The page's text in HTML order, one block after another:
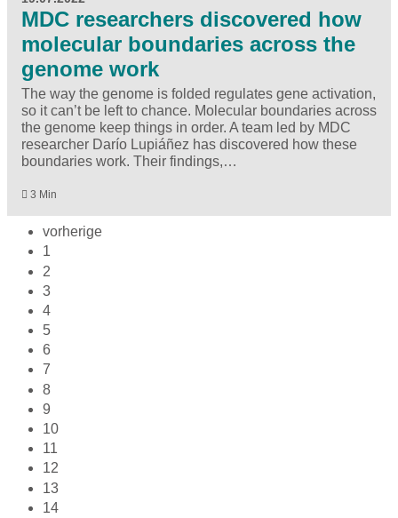
MDC researchers discovered how
molecular boundaries across the
genome work
The way the genome is folded regulates gene activation,
so it can’t be left to chance. Molecular boundaries across
the genome keep things in order. A team led by MDC
researcher Darío Lupiáñez has discovered how these
boundaries work. Their findings,…
3 Min
vorherige
1
2
3
4
5
6
7
8
9
10
11
12
13
14